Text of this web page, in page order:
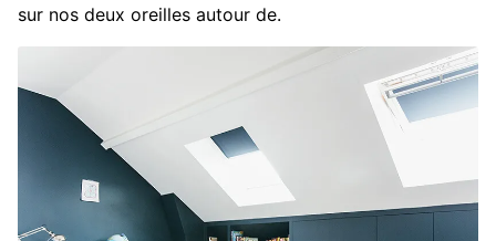
sur nos deux oreilles autour de.